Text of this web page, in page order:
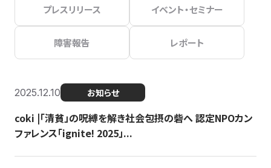
プレスリリース イベント・セミナー
障害報告 レポート
2025.12.10 お知らせ
coki |「清貧」の呪縛を解き社会包摂の砦へ 認定NPOカン
ファレンス「ignite! 2025」...